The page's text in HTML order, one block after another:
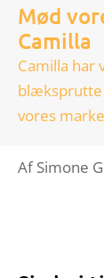
Mød
Camilla
Camilla har
blæksprutte
vores
AfSimone